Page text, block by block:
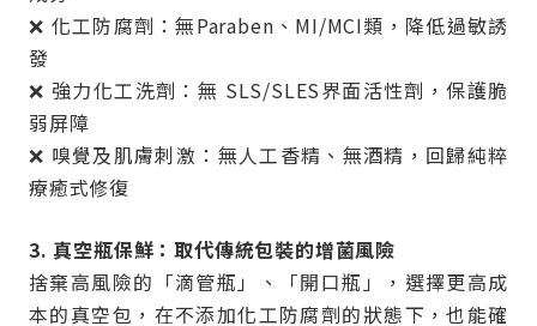
❌ 化工防腐劑：無Paraben、MI/MCI類，降低過敏誘
發
❌ 強力化工洗劑：無 SLS/SLES界面活性劑，保護脆
弱屏障
❌ 嗅覺及肌膚刺激：無人工香精、無酒精，回歸純粹
療癒式修復
3. 真空瓶保鮮：取代傳統包裝的增菌風險
捨棄高風險的「滴管瓶」、「開口瓶」，選擇更高成
本的真空包，在不添加化工防腐劑的狀態下，也能確